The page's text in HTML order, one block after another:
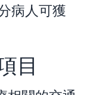
病人可獲
目